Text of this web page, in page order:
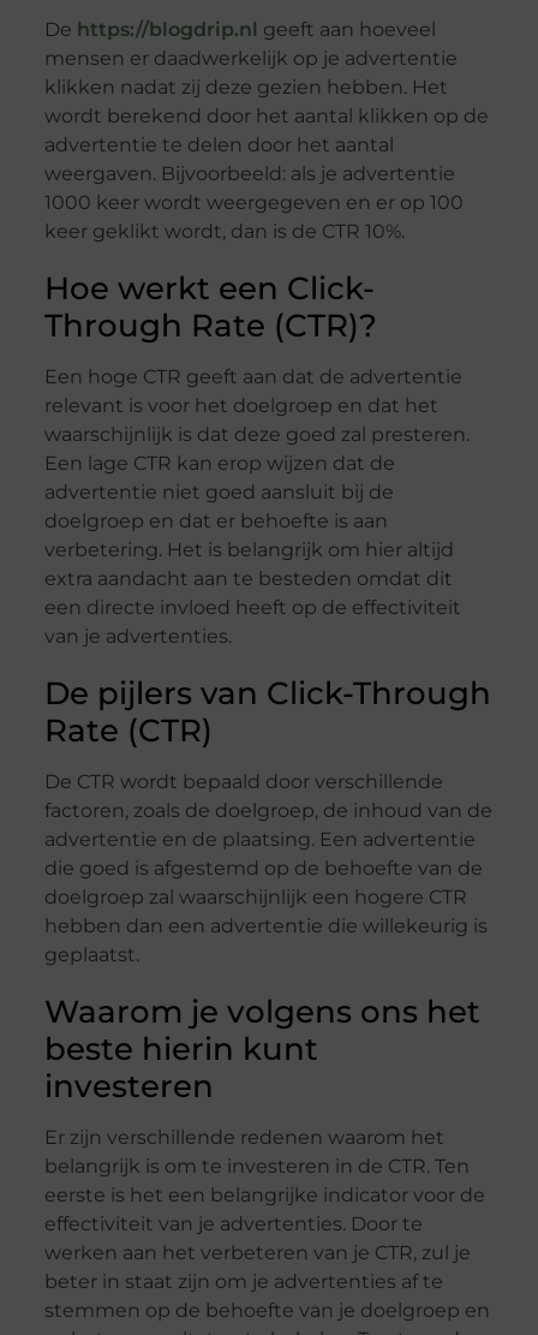
De https://blogdrip.nl geeft aan hoeveel
mensen er daadwerkelijk op je advertentie
klikken nadat zij deze gezien hebben. Het
wordt berekend door het aantal klikken op de
advertentie te delen door het aantal
weergaven. Bijvoorbeeld: als je advertentie
1000 keer wordt weergegeven en er op 100
keer geklikt wordt, dan is de CTR 10%.
Hoe werkt een Click-
Through Rate (CTR)?
Een hoge CTR geeft aan dat de advertentie
relevant is voor het doelgroep en dat het
waarschijnlijk is dat deze goed zal presteren.
Een lage CTR kan erop wijzen dat de
advertentie niet goed aansluit bij de
doelgroep en dat er behoefte is aan
verbetering. Het is belangrijk om hier altijd
extra aandacht aan te besteden omdat dit
een directe invloed heeft op de effectiviteit
van je advertenties.
De pijlers van Click-Through
Rate (CTR)
De CTR wordt bepaald door verschillende
factoren, zoals de doelgroep, de inhoud van de
advertentie en de plaatsing. Een advertentie
die goed is afgestemd op de behoefte van de
doelgroep zal waarschijnlijk een hogere CTR
hebben dan een advertentie die willekeurig is
geplaatst.
Waarom je volgens ons het
beste hierin kunt
investeren
Er zijn verschillende redenen waarom het
belangrijk is om te investeren in de CTR. Ten
eerste is het een belangrijke indicator voor de
effectiviteit van je advertenties. Door te
werken aan het verbeteren van je CTR, zul je
beter in staat zijn om je advertenties af te
stemmen op de behoefte van je doelgroep en